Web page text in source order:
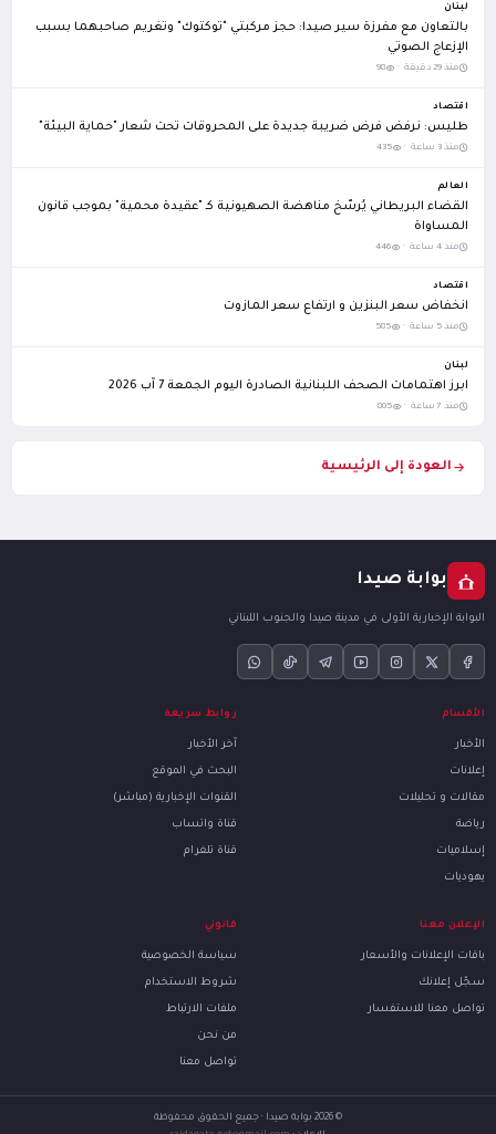
لبنان
بالتعاون مع مفرزة سير صيدا: حجز مركبتي "توكتوك" وتغريم صاحبهما بسبب
الإزعاج الصوتي
منذ 29 دقيقة · 98
اقتصاد
طليس: نرفض فرض ضريبة جديدة على المحروقات تحت شعار "حماية البيئة"
منذ 3 ساعة · 435
العالم
القضاء البريطاني يُرسّخ مناهضة الصهيونية كـ "عقيدة محمية" بموجب قانون
المساواة
منذ 4 ساعة · 446
اقتصاد
انخفاض سعر البنزين و ارتفاع سعر المازوت
منذ 5 ساعة · 585
لبنان
ابرز اهتمامات الصحف اللبنانية الصادرة اليوم الجمعة 7 آب 2026
منذ 7 ساعة · 805
العودة إلى الرئيسية
بوابة صيدا
البوابة الإخبارية الأولى في مدينة صيدا والجنوب اللبناني
الأقسام
الأخبار
إعلانات
مقالات و تحليلات
رياضة
إسلاميات
يهوديات
روابط سريعة
آخر الأخبار
البحث في الموقع
القنوات الإخبارية (مباشر)
قناة واتساب
قناة تلغرام
الإعلان معنا
باقات الإعلانات والأسعار
سجّل إعلانك
تواصل معنا للاستفسار
قانوني
سياسة الخصوصية
شروط الاستخدام
ملفات الارتباط
من نحن
تواصل معنا
© 2026 بوابة صيدا · جميع الحقوق محفوظة